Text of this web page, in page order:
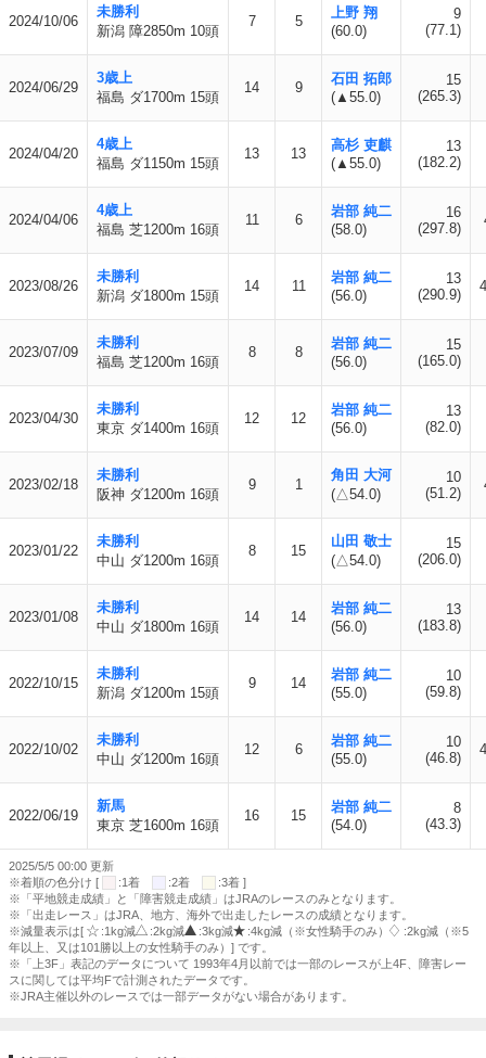
2024/10/06
未勝利
新潟 障2850m 10頭
7 5
上野 翔
(60.0)
9
(77.1)
2024/06/29
3歳上
福島 ダ1700m 15頭
14 9
石田 拓郎
(▲55.0)
15
(265.3)
2024/04/20
4歳上
福島 ダ1150m 15頭
13 13
高杉 吏麒
(▲55.0)
13
(182.2)
2024/04/06
4歳上
福島 芝1200m 16頭
11 6
岩部 純二
(58.0)
16
(297.8)
2023/08/26
未勝利
新潟 ダ1800m 15頭
14 11
岩部 純二
(56.0)
13
(290.9)
2023/07/09
未勝利
福島 芝1200m 16頭
8 8
岩部 純二
(56.0)
15
(165.0)
2023/04/30
未勝利
東京 ダ1400m 16頭
12 12
岩部 純二
(56.0)
13
(82.0)
2023/02/18
未勝利
阪神 ダ1200m 16頭
9 1
角田 大河
(△54.0)
10
(51.2)
2023/01/22
未勝利
中山 ダ1200m 16頭
8 15
山田 敬士
(△54.0)
15
(206.0)
2023/01/08
未勝利
中山 ダ1800m 16頭
14 14
岩部 純二
(56.0)
13
(183.8)
2022/10/15
未勝利
新潟 ダ1200m 15頭
9 14
岩部 純二
(55.0)
10
(59.8)
2022/10/02
未勝利
中山 ダ1200m 16頭
12 6
岩部 純二
(55.0)
10
(46.8)
2022/06/19
新馬
東京 芝1600m 16頭
16 15
岩部 純二
(54.0)
8
(43.3)
2025/5/5 00:00 更新
※着順の色分け [
:1着 :2着
:3着 ]
※「平地競走成績」と「障害競走成績」はJRAのレースのみとなります。
※「出走レース」はJRA、地方、海外で出走したレースの成績となります。
※減量表示は[
:1kg減 :2kg減 :3kg減 :4kg減（※女性騎手のみ）
:2kg減（※5
年以上、又は101勝以上の女性騎手のみ）] です。
※「上3F」表記のデータについて 1993年4月以前では一部のレースが上4F、障害レー
スに関しては平均Fで計測されたデータです。
※JRA主催以外のレースでは一部データがない場合があります。